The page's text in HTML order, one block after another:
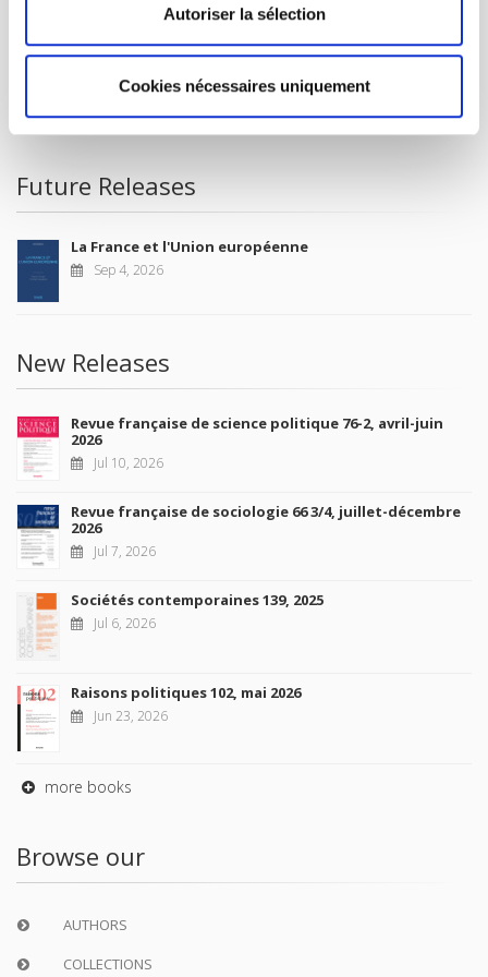
Autoriser la sélection
Cookies nécessaires uniquement
FOR BOOKSHOPS
CONDITIONS OF SALE
MY ACCOUNT
Future Releases
La France et l'Union européenne
Sep 4, 2026
New Releases
Revue française de science politique 76-2, avril-juin
2026
Jul 10, 2026
Revue française de sociologie 66 3/4, juillet-décembre
2026
Jul 7, 2026
Sociétés contemporaines 139, 2025
Jul 6, 2026
Raisons politiques 102, mai 2026
Jun 23, 2026
more books
Browse our
AUTHORS
COLLECTIONS